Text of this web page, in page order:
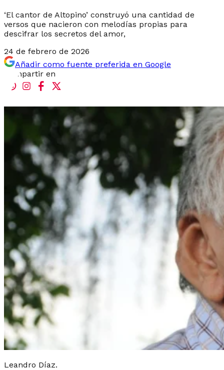
‘El cantor de Altopino’ construyó una cantidad de
versos que nacieron con melodías propias para
descifrar los secretos del amor,
24 de febrero de 2026
Añadir como fuente preferida en Google
Compartir en
Leandro Díaz.